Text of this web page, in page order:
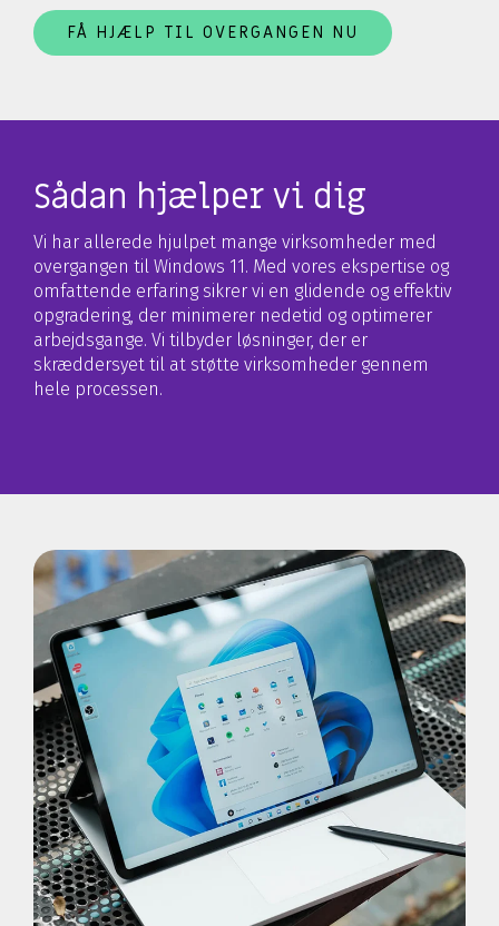
FÅ HJÆLP TIL OVERGANGEN NU
Sådan hjælper vi dig
Vi har allerede hjulpet mange virksomheder med
overgangen til Windows 11. Med vores ekspertise og
omfattende erfaring sikrer vi en glidende og effektiv
opgradering, der minimerer nedetid og optimerer
arbejdsgange. Vi tilbyder løsninger, der er
skræddersyet til at støtte virksomheder gennem
hele processen.